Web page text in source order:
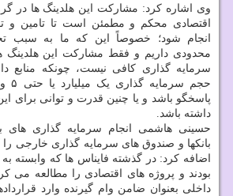
وی اشاره کرد: مشارکت این هلدینگ ها در
اقتصادی محکم و مطمئن است تا تامین و
انجام شود؛ خصوصاً این که ما به سبب
محدودی داریم و فقط مشارکت این هلدینگ
سرمایه گذاری کافی نیست، چونکه منابع
پاسخگو باشد و یا چنین قدرت و توانی برای
داشته باشد.
حسینی هاشمی انجام سرمایه گذاری
بانکها و صندوق های سرمایه گذاری خارجی
اضافه کرد: در گذشته فایناس ها که وابسته
بودند و پروژه های اقتصادی را مطالعه می
داخلی بعنوان ضامن وام گیرنده وارد